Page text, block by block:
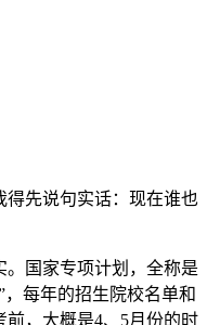
得先说句实话：现在谁也
国家专项计划，全称是
每年的招生院校名单和
，大概是4、5月份的时